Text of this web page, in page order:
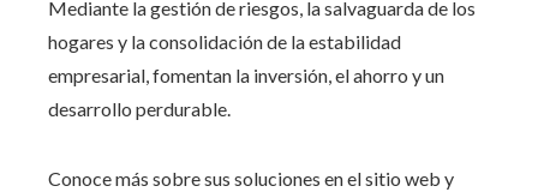
Mediante la gestión de riesgos, la salvaguarda de los
hogares y la consolidación de la estabilidad
empresarial, fomentan la inversión, el ahorro y un
desarrollo perdurable.
Conoce más sobre sus soluciones en el sitio web y